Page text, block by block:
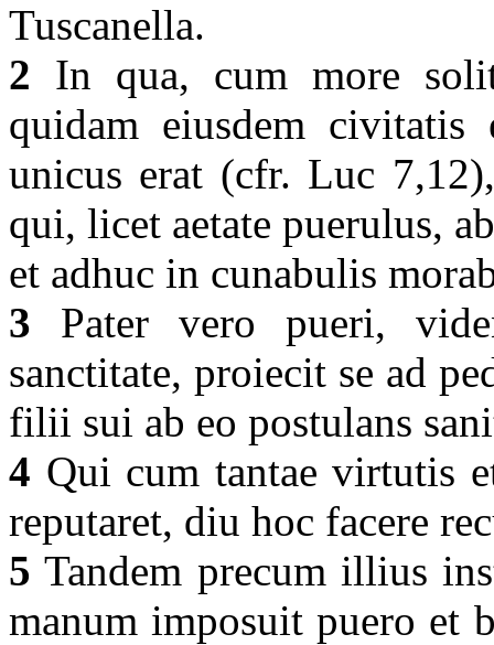
Tuscanella.
2 In qua, cum more
quidam eiusdem
unicus erat (cfr. Luc
qui, licet aetate puerulus,
et adhuc in cunabulis
3 Pater vero pueri,
sanctitate, proiecit se ad
filii sui ab eo postulans
4 Qui cum tantae virtutis
reputaret, diu hoc facere
5 Tandem precum illius
manum imposuit puero et